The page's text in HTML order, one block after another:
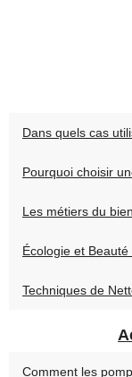
Dans quels cas
Pourquoi choisir
Les métiers du
Écologie et
Techniques de
Comment les